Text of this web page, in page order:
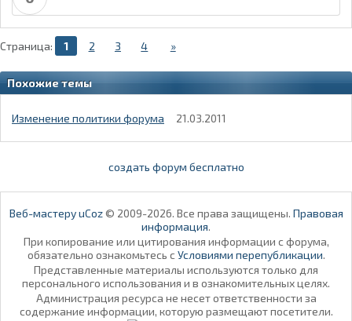
Страница: 1 2 3 4 »
Похожие темы
Изменение политики форума 21.03.2011
создать форум бесплатно
Веб-мастеру uCoz© 2009-2026. Все права защищены. Правовая
информация.
При копирование или цитирования информации с форума,
обязательно ознакомьтесь с Условиями перепубликации.
Представленные материалы используются только для
персонального использования и в ознакомительных целях.
Администрация ресурса не несет ответственности за
содержание информации, которую размещают посетители.